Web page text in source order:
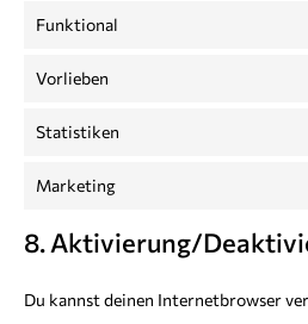
Funktional
Vorlieben
Statistiken
Marketing
8. Aktivierung/
Du kannst deinen Internetbrowser